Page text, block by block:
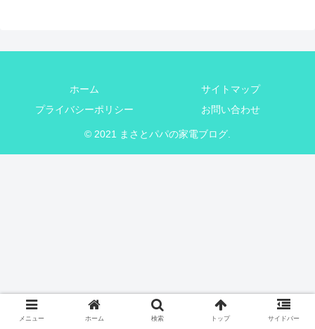
ホーム
サイトマップ
プライバシーポリシー
お問い合わせ
© 2021 まさとパパの家電ブログ.
メニュー ホーム 検索 トップ サイドバー